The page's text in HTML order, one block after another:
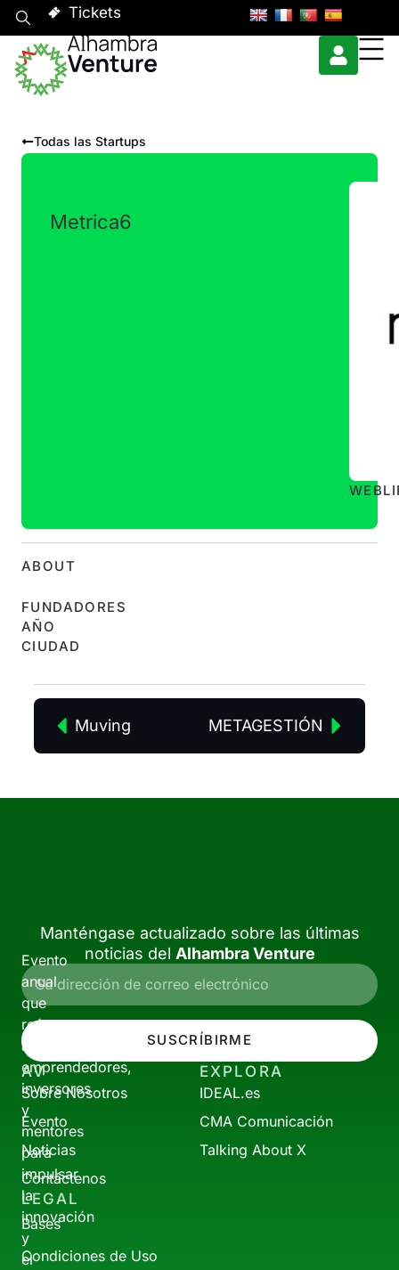
Tickets
Todas las Startups
Metrica6
WEB
ABOUT
FUNDADORES
AÑO
CIUDAD
Muving METAGESTIÓN
Evento
anual
que
reúne
a
emprendedores,
inversores
y
mentores
para
impulsar
la
innovación
y
el
Manténgase actualizado sobre las últimas
noticias del Alhambra Venture
SUSCRÍBIRME
AV
Sobre Nosotros
Evento
Noticias
Contáctenos
EXPLORA
IDEAL.es
CMA Comunicación
Talking About X
LEGAL
Bases
Condiciones de Uso